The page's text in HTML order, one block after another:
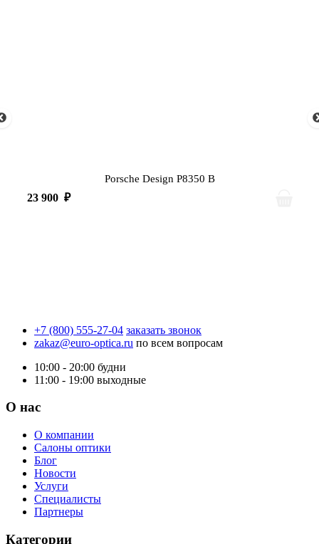
Porsche Design P8350 B
23 900 ₽
+7 (800) 555-27-04 заказать звонок
zakaz@euro-optica.ru по всем вопросам
10:00 - 20:00 будни
11:00 - 19:00 выходные
О нас
О компании
Салоны оптики
Блог
Новости
Услуги
Специалисты
Партнеры
Категории